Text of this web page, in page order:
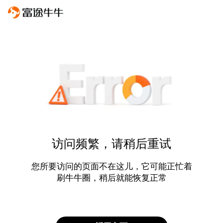
访问频繁，请稍后重试
您所要访问的页面不在这儿，它可能正忙着
刷牛牛圈，稍后就能恢复正常